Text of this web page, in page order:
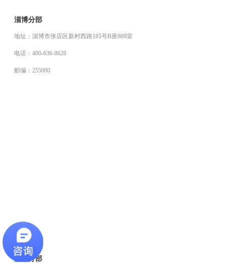
淄博分部
地址：淄博市张店区新村西路185号B座809室
电话：400-636-8628
邮编：255000
济南分部